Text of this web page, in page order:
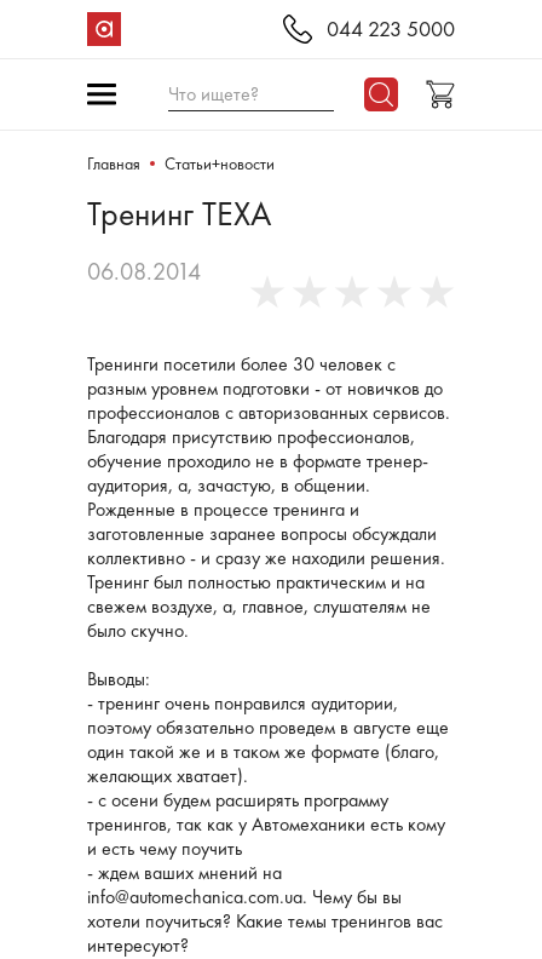
044 223 5000
Что ищете?
Главная Статьи+новости
Тренинг TEXA
06.08.2014
Тренинги посетили более 30 человек с
разным уровнем подготовки - от новичков до
профессионалов с авторизованных сервисов.
Благодаря присутствию профессионалов,
обучение проходило не в формате тренер-
аудитория, а, зачастую, в общении.
Рожденные в процессе тренинга и
заготовленные заранее вопросы обсуждали
коллективно - и сразу же находили решения.
Тренинг был полностью практическим и на
свежем воздухе, а, главное, слушателям не
было скучно.
Выводы:
- тренинг очень понравился аудитории,
поэтому обязательно проведем в августе еще
один такой же и в таком же формате (благо,
желающих хватает).
- с осени будем расширять программу
тренингов, так как у Автомеханики есть кому
и есть чему поучить
- ждем ваших мнений на
info@automechanica.com.ua. Чему бы вы
хотели поучиться? Какие темы тренингов вас
интересуют?